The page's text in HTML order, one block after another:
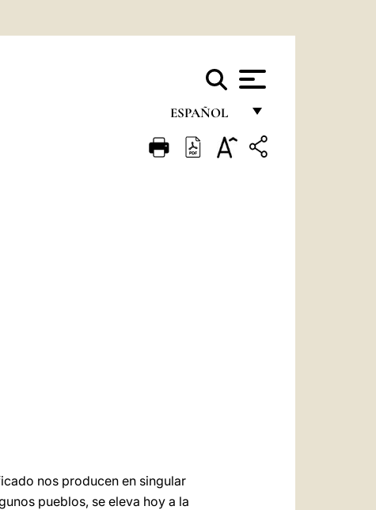
ESPAÑOL
FRANÇAIS
nos producen en singular
pueblos, se eleva hoy a la